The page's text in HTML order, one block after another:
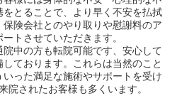
とることで、より早く不安を払拭
険会社とのやり取りや慰謝料のア
トさせていただきます。
中の方も転院可能です、安心して
ております。これらは当然のこと
った満足な施術やサポートを受け
院されたお客様も多くいます。